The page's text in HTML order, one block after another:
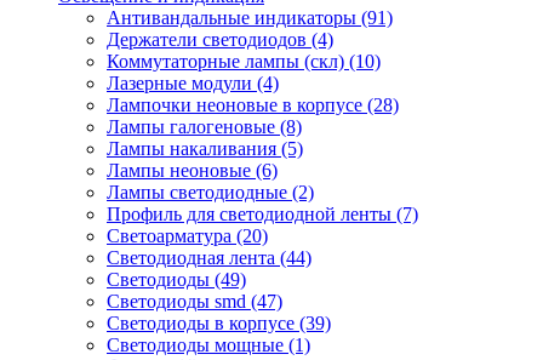
Антивандальные индикаторы (91)
Держатели светодиодов (4)
Коммутаторные лампы (скл) (10)
Лазерные модули (4)
Лампочки неоновые в корпусе (28)
Лампы галогеновые (8)
Лампы накаливания (5)
Лампы неоновые (6)
Лампы светодиодные (2)
Профиль для светодиодной ленты (7)
Светоарматура (20)
Светодиодная лента (44)
Светодиоды (49)
Светодиоды smd (47)
Светодиоды в корпусе (39)
Светодиоды мощные (1)